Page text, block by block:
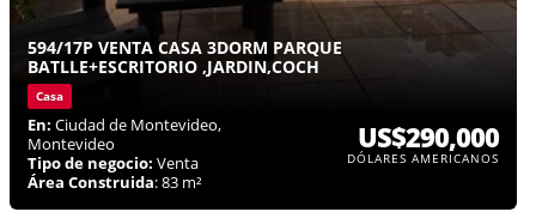
594/17P VENTA CASA 3DORM PARQUE
BATLLE+ESCRITORIO ,JARDIN,COCH
Casa
En: Ciudad de Montevideo,
Montevideo
Tipo de negocio: Venta
Área Construida: 83 m²
US$290,000
DÓLARES AMERICANOS